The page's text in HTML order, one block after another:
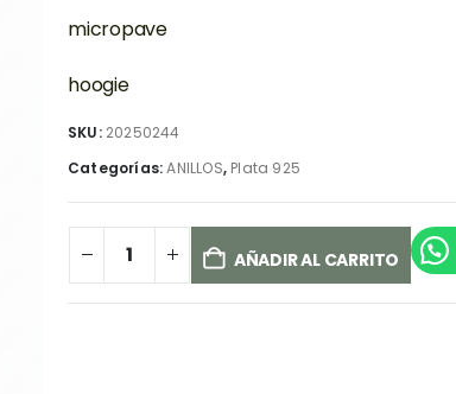
micropave
hoogie
SKU: 20250244
Categorías:ANILLOS, Plata 925
AÑADIR AL CARRITO